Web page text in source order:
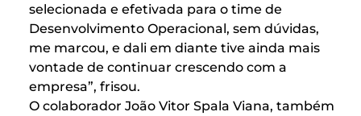
selecionada e efetivada para o time de
Desenvolvimento Operacional, sem dúvidas,
me marcou, e dali em diante tive ainda mais
vontade de continuar crescendo com a
empresa”, frisou.
O colaborador João Vitor Spala Viana, também